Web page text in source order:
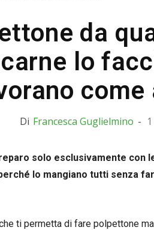
da
lo
Di Francesca Guglielmino -
solo esclusivamente con
lo mangiano tutti senza
ti permetta di fare polpettone